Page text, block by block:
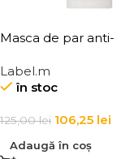
Masca de par anti-
Label.m Anti-Frizz
Smoothing Mask
Label.m
în stoc
125,00lei 106,25 lei
Adaugă în coș